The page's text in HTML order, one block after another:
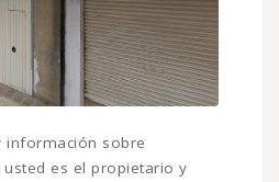
información sobre
usted es el propietario y